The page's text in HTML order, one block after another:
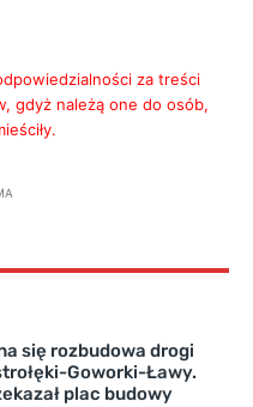
za treści
gdyż należą one do osób,
się rozbudowa drogi
Goworki-Ławy.
plac budowy